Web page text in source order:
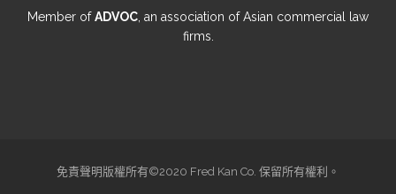
Member ofADVOC, an association of Asian commercial law
firms.
免責聲明版權所有©2020 Fred Kan Co. 保留所有權利。